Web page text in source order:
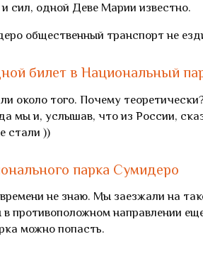
сил, одной Деве Марии известно.
общественный транспорт не
билет в Национальный
около того. Почему
мы и, услышав, что из России,
стали ))
парка Сумидеро
не знаю. Мы заезжали на
противоположном направлении
можно попасть.